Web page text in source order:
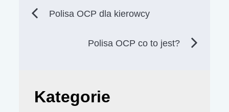
Nawigacja
Polisa OCP dla kierowcy
Polisa OCP co to jest?
Kategorie